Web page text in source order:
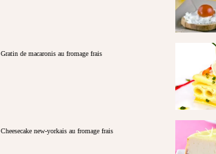
Gratin de macaronis au fromage frais
Cheesecake new-yorkais au fromage frais